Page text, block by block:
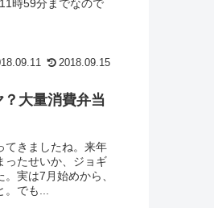
時59分までなので
2018.09.15
？大量消費弁当
てきましたね。来年
ったせいか、ジョギ
実は7月始めから、
でも...